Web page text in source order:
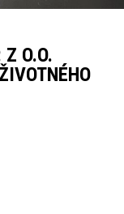
Z O.O.